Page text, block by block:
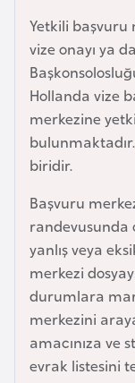
Yetkili başvuru
vize onayı ya
Hollanda vize
merkezine
biridir.
Başvuru
yanlış veya
merkezi
durumlara
merkezini
amacınıza ve
evrak listesini
r
u
s
B
e
l
ç
i
k
a
B
e
n